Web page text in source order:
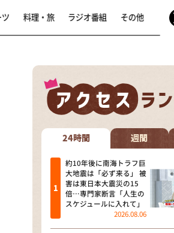
なるみ・岡村の過ぎ
相席食堂
これ余談なんですけ
～人生密着トークバ
～ やすとものいた
探偵！ナイトスクー
料理・旅 ラジオ番組 その他
24時間 週間
約10年後に南海トラフ巨
大地震は「必ず来る」 被
害は東日本大震災の15
倍…専門家断言「人生の
スケジュールに入れて」
2026.08.06